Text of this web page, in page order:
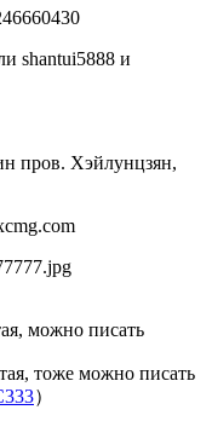
shantui5888 и
пров. Хэйлунцзян,
можно писать
тоже можно писать
）